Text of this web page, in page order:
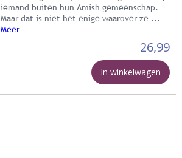
iemand buiten hun Amish gemeenschap.
Maar dat is niet het enige waarover ze ...
Meer
26,99
In winkelwagen